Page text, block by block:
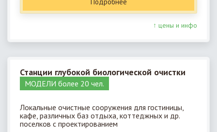
↑ цены и инфо
Станции глубокой биологической очистки
МОДЕЛИ более 20 чел.
Локальные очистные сооружения для гостиницы,
кафе, различных баз отдыха, коттеджных и др.
поселков с проектированием